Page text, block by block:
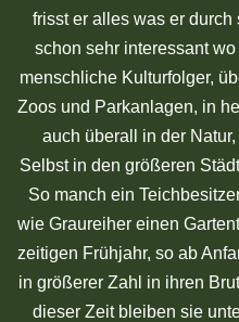
frisst er alles was er
schon sehr interessant
menschliche Kulturfolger,
Zoos und Parkanlagen, in
auch überall in der
Selbst in den größeren
So manch ein
wie Graureiher einen
zeitigen Frühjahr, so ab
in größerer Zahl in ihren
dieser Zeit bleiben sie